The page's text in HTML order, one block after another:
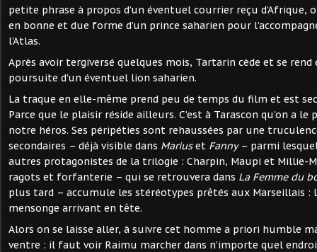
petite phrase à propos d’un éventuel courrier reçu d’Afrique,
en bonne et due forme d’un prince saharien pour
l’Atlas.
Après avoir tergiversé quelques mois, Tartarin cède et se rend
poursuite d’un éventuel lion saharien.
La traque en elle-même prend peu de temps du film et est
Parce que le plaisir réside ailleurs. C’est à Tarascon qu’on a le
notre héros. Ses péripéties sont rehaussées par une
secondaires – déjà visible dans Mariuset Fanny– parmi
autres protagonistes de la trilogie : Charpin, Maupi et Millie-
ragots et forfanterie – qui se retrouvera dans La Femme du
plus tard – accumule les stéréotypes prêtés aux Marseillais :
mensonge arrivant en tête.
Alors on se laisse aller, à suivre cet homme a priori humble
ventre : il faut voir Raimu marcher dans n’importe quel